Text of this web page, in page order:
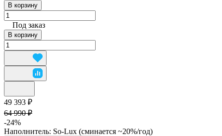
В корзину
Под заказ
В корзину
49 393 ₽
64 990 ₽
-24%
Наполнитель: So-Lux (cминается ~20%/год)